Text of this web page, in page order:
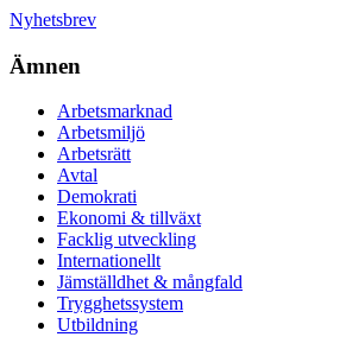
Nyhetsbrev
Ämnen
Arbetsmarknad
Arbetsmiljö
Arbetsrätt
Avtal
Demokrati
Ekonomi & tillväxt
Facklig utveckling
Internationellt
Jämställdhet & mångfald
Trygghetssystem
Utbildning